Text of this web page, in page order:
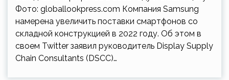
Фото: globallookpress.com Компания Samsung
намерена увеличить поставки смартфонов со
складной конструкцией в 2022 году. Об этом в
своем Twitter заявил руководитель Display Supply
Chain Consultants (DSCC)…